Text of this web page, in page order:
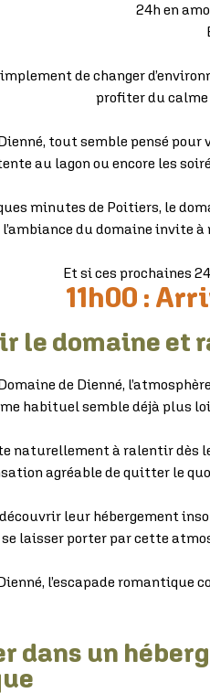
24h en
de changer
profiter du
tout semble pensé
au lagon ou encore les
minutes de Poitiers, le
l’ambiance du domaine invite
Et si ces prochaines
11h00 :
le domaine
de Dienné,
habituel semble déjà plus
naturellement à ralentir dès
agréable de quitter le
leur hébergement
laisser porter par cette
l’escapade romantique
dans un